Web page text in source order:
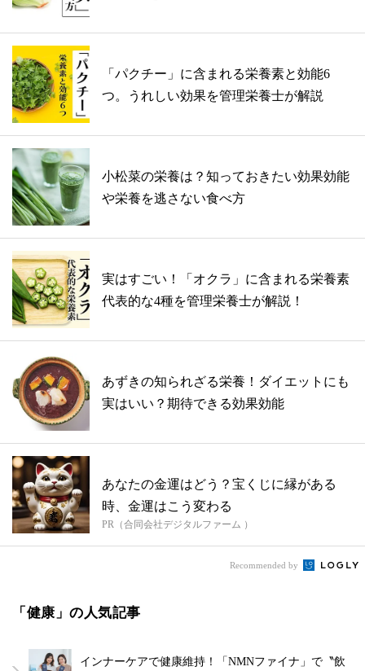
「パクチー」に含まれる栄養素と効能6
つ。うれしい効果を管理栄養士が解説
小松菜の栄養は？知っておきたい効果効能
や栄養を逃さない食べ方
実はすごい！「オクラ」に含まれる栄養素
代表的な4種を管理栄養士が解説！
あずきの知られざる栄養！ダイエットにも
実はいい？期待できる効果効能
あなたの金運はどう？宝くじに縁がある
時、金運はこう変わる
PR（合同会社デジタルファーム ）
Recommended by
「健康」の人気記事
インナーケアで健康維持！「NMNファイナ」で〝飲